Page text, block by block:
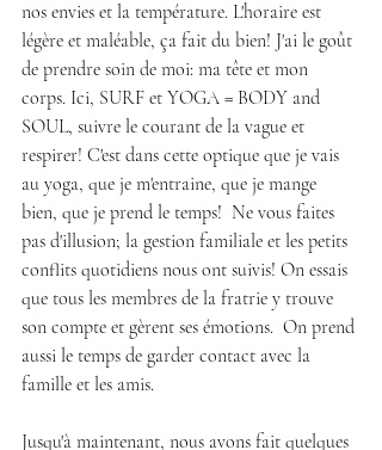
nos envies et la température. L'horaire est
légère et maléable, ça fait du bien! J'ai le goût
de prendre soin de moi: ma tête et mon
corps. Ici, SURF et YOGA = BODY and
SOUL, suivre le courant de la vague et
respirer! C'est dans cette optique que je vais
au yoga, que je m'entraine, que je mange
bien, que je prend le temps!  Ne vous faites
pas d'illusion; la gestion familiale et les petits
conflits quotidiens nous ont suivis! On essais
que tous les membres de la fratrie y trouve
son compte et gèrent ses émotions.  On prend
aussi le temps de garder contact avec la
famille et les amis.
Jusqu'à maintenant, nous avons fait quelques